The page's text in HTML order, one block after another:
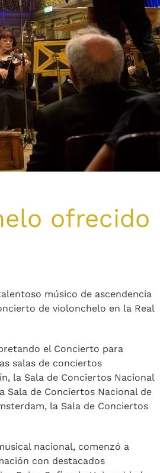
ofrecido
músico de ascendencia
de violonchelo en la Real
el Concierto para
salas de conciertos
la Sala de Conciertos Nacional
Sala de Conciertos Nacional de
la Sala de Conciertos
nacional, comenzó a
con destacados